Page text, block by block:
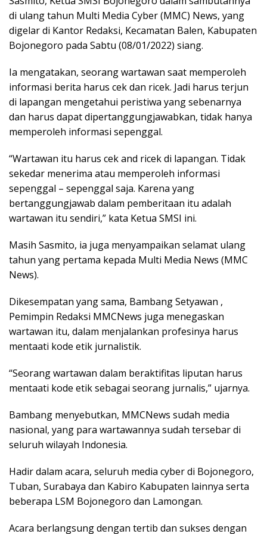
di ulang tahun Multi Media Cyber (MMC) News, yang
digelar di Kantor Redaksi, Kecamatan Balen, Kabupaten
Bojonegoro pada Sabtu (08/01/2022) siang.
Ia mengatakan, seorang wartawan saat memperoleh
informasi berita harus cek dan ricek. Jadi harus terjun
di lapangan mengetahui peristiwa yang sebenarnya
dan harus dapat dipertanggungjawabkan, tidak hanya
memperoleh informasi sepenggal.
“Wartawan itu harus cek and ricek di lapangan. Tidak
sekedar menerima atau memperoleh informasi
sepenggal – sepenggal saja. Karena yang
bertanggungjawab dalam pemberitaan itu adalah
wartawan itu sendiri,” kata Ketua SMSI ini.
Masih Sasmito, ia juga menyampaikan selamat ulang
tahun yang pertama kepada Multi Media News (MMC
News).
Dikesempatan yang sama, Bambang Setyawan ,
Pemimpin Redaksi MMCNews juga menegaskan
wartawan itu, dalam menjalankan profesinya harus
mentaati kode etik jurnalistik.
“Seorang wartawan dalam beraktifitas liputan harus
mentaati kode etik sebagai seorang jurnalis,” ujarnya.
Bambang menyebutkan, MMCNews sudah media
nasional, yang para wartawannya sudah tersebar di
seluruh wilayah Indonesia.
Hadir dalam acara, seluruh media cyber di Bojonegoro,
Tuban, Surabaya dan Kabiro Kabupaten lainnya serta
beberapa LSM Bojonegoro dan Lamongan.
Acara berlangsung dengan tertib dan sukses dengan